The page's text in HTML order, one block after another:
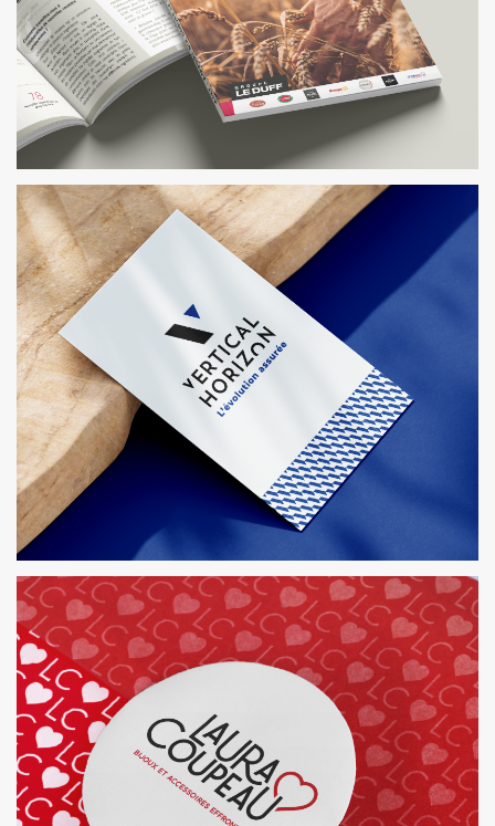
GROUPE LE DUFF
ÉDITION ET IDENTITÉ
VERTICAL HORIZON
IDENTITÉ, SITE WEB ET PLAQUETTE